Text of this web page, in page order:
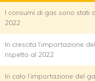
I consumi di gas sono stati
2022
In crescita l’importazione del
rispetto al 2022
In calo l’importazione del